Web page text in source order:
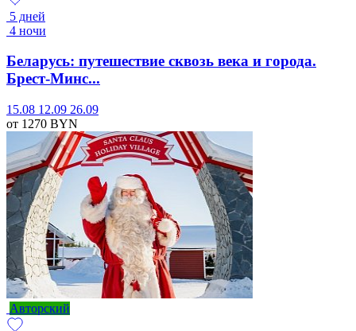
5 дней
4 ночи
Беларусь: путешествие сквозь века и города.
Брест-Минс...
15.08 12.09 26.09
от 1270 BYN
Авторский